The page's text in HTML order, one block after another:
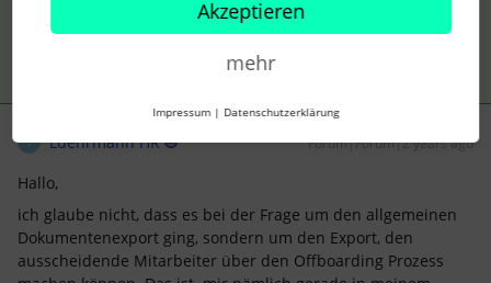
L Luehrmann HR Forum|Forum|2 years ago
Hallo,
ich glaube nicht, dass es bei der Frage um den allgemeinen
Dokumentenexport ging, sondern um den Export, den
ausscheidende Mitarbeiter über den Offboarding Prozess
Akzeptieren
mehr
Impressum | Datenschutzerklärung